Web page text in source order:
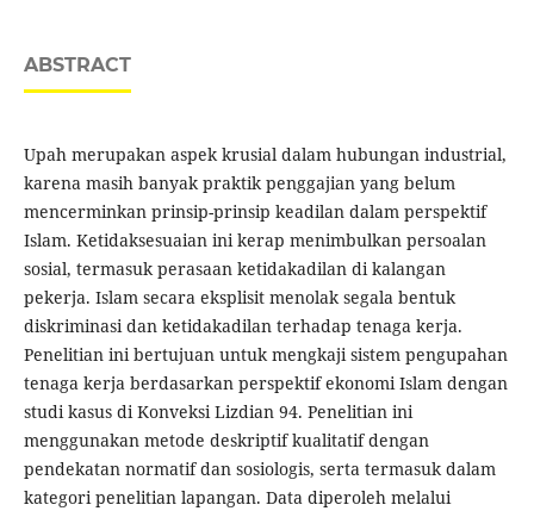
ABSTRACT
Upah merupakan aspek krusial dalam hubungan industrial,
karena masih banyak praktik penggajian yang belum
mencerminkan prinsip-prinsip keadilan dalam perspektif
Islam. Ketidaksesuaian ini kerap menimbulkan persoalan
sosial, termasuk perasaan ketidakadilan di kalangan
pekerja. Islam secara eksplisit menolak segala bentuk
diskriminasi dan ketidakadilan terhadap tenaga kerja.
Penelitian ini bertujuan untuk mengkaji sistem pengupahan
tenaga kerja berdasarkan perspektif ekonomi Islam dengan
studi kasus di Konveksi Lizdian 94. Penelitian ini
menggunakan metode deskriptif kualitatif dengan
pendekatan normatif dan sosiologis, serta termasuk dalam
kategori penelitian lapangan. Data diperoleh melalui